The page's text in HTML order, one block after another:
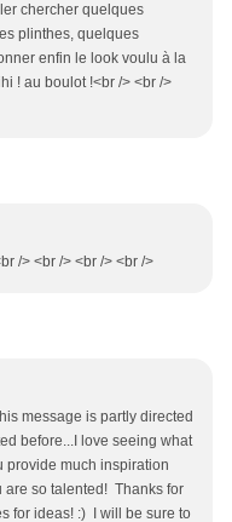
chercher quelques
plinthes, quelques
enfin le look voulu à la
! au boulot !<br /> <br />
/> <br /> <br /> <br />
message is partly directed
before...I love seeing what
provide much inspiration
are so talented! Thanks for
for ideas! :) I will be sure to